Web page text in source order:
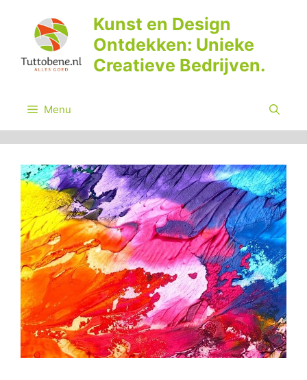
inhoud
Kunst en Design
Ontdekken: Unieke
Creatieve Bedrijven.
Menu